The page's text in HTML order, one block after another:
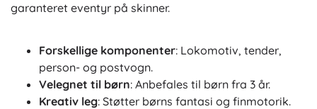
garanteret eventyr på skinner.
Forskellige komponenter: Lokomotiv, tender,
person- og postvogn.
Velegnet til børn: Anbefales til børn fra 3 år.
Kreativ leg: Støtter børns fantasi og finmotorik.